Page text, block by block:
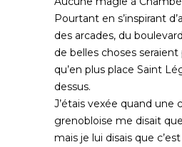
Pourtant en s’inspirant
des arcades, du
de belles choses seraient
qu’en plus place Saint
dessus.
J’étais vexée quand une
grenobloise me disait
mais je lui disais que